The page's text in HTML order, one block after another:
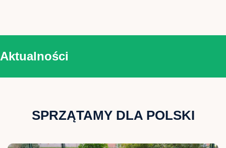
Aktualności
SPRZĄTAMY DLA POLSKI